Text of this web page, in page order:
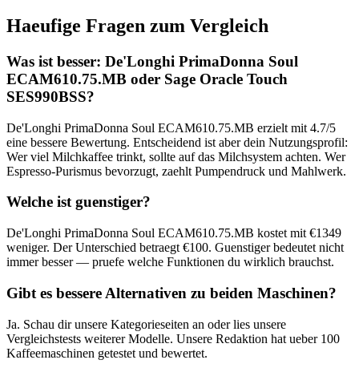
Haeufige Fragen zum Vergleich
Was ist besser: De'Longhi PrimaDonna Soul
ECAM610.75.MB oder Sage Oracle Touch
SES990BSS?
De'Longhi PrimaDonna Soul ECAM610.75.MB erzielt mit 4.7/5
eine bessere Bewertung. Entscheidend ist aber dein Nutzungsprofil:
Wer viel Milchkaffee trinkt, sollte auf das Milchsystem achten. Wer
Espresso-Purismus bevorzugt, zaehlt Pumpendruck und Mahlwerk.
Welche ist guenstiger?
De'Longhi PrimaDonna Soul ECAM610.75.MB kostet mit €1349
weniger. Der Unterschied betraegt €100. Guenstiger bedeutet nicht
immer besser — pruefe welche Funktionen du wirklich brauchst.
Gibt es bessere Alternativen zu beiden Maschinen?
Ja. Schau dir unsere Kategorieseiten an oder lies unsere
Vergleichstests weiterer Modelle. Unsere Redaktion hat ueber 100
Kaffeemaschinen getestet und bewertet.